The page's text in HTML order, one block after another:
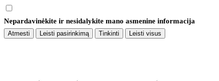
Nepardavinėkite ir nesidalykite mano asmenine informacija
Atmesti Leisti pasirinkimą Tinkinti Leisti visus